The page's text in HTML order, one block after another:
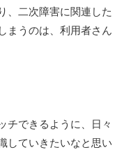
、二次障害に関連した
まうのは、利用者さん
チできるように、日々
していきたいなと思い